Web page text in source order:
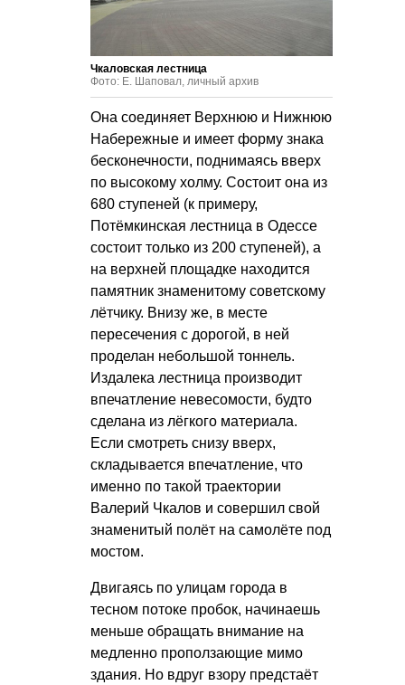
Чкаловская лестница
Фото: Е. Шаповал, личный архив
Она соединяет Верхнюю и Нижнюю
Набережные и имеет форму знака
бесконечности, поднимаясь вверх
по высокому холму. Состоит она из
680 ступеней (к примеру,
Потёмкинская лестница в Одессе
состоит только из 200 ступеней), а
на верхней площадке находится
памятник знаменитому советскому
лётчику. Внизу же, в месте
пересечения с дорогой, в ней
проделан небольшой тоннель.
Издалека лестница производит
впечатление невесомости, будто
сделана из лёгкого материала.
Если смотреть снизу вверх,
складывается впечатление, что
именно по такой траектории
Валерий Чкалов и совершил свой
знаменитый полёт на самолёте под
мостом.
Двигаясь по улицам города в
тесном потоке пробок, начинаешь
меньше обращать внимание на
медленно проползающие мимо
здания. Но вдруг взору предстаёт